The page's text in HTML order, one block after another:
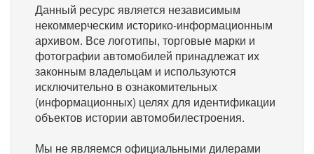
Данный ресурс является независимым
некоммерческим историко-информационным
архивом. Все логотипы, торговые марки и
фотографии автомобилей принадлежат их
законным владельцам и используются
исключительно в ознакомительных
(информационных) целях для идентификации
объектов истории автомобилестроения.
Мы не являемся официальными дилерами